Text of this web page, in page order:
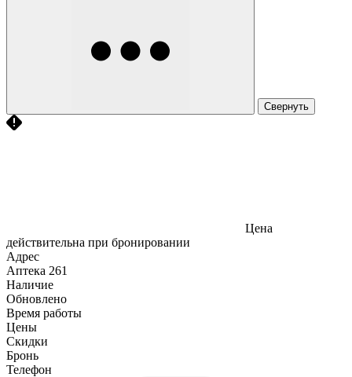
Свернуть
Цена
действительна при бронировании
Адрес
Аптека 261
Наличие
Обновлено
Время работы
Цены
Скидки
Бронь
Телефон